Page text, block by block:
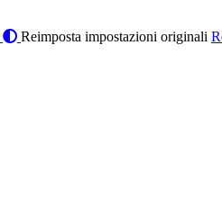
Reimposta impostazioni originali